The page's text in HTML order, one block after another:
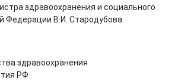
здравоохранения и социального
Федерации В.И. Стародубова.
здравоохранения
РФ